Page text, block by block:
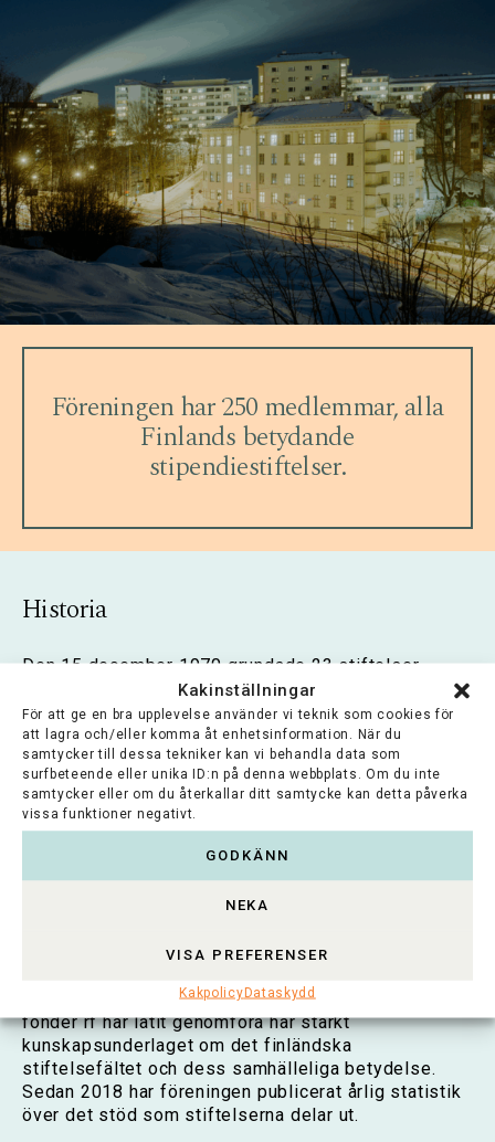
Kakinställningar
För att ge en bra upplevelse använder vi teknik som cookies för
att lagra och/eller komma åt enhetsinformation. När du
samtycker till dessa tekniker kan vi behandla data som
surfbeteende eller unika ID:n på denna webbplats. Om du inte
samtycker eller om du återkallar ditt samtycke kan detta påverka
vissa funktioner negativt.
GODKÄNN
NEKA
VISA PREFERENSER
KakpolicyDataskydd
Föreningen har 250 medlemmar, alla
Finlands betydande
stipendiestiftelser.
Historia
Den 15 december 1970 grundade 23 stiftelser
Delegationen för stiftelser och fonder som ett
informellt samarbetsorgan. I slutet av år 2003 blev
delegationen en registrerad förening när 52
grundande organisationer undertecknade den
officiella stiftelseurkunden.
Föreningen utgör ett eget professionellt samfund
och nätverk för dem som arbetar inom stiftelser.
Genom gemensamma riktlinjer, verksamhetskultur
och informationsproduktion har
avsevärt under det senaste halvseklet.
De forskningar och utredningar som Stiftelser och
fonder rf har låtit genomföra har stärkt
kunskapsunderlaget om det finländska
stiftelsefältet och dess samhälleliga betydelse.
Sedan 2018 har föreningen publicerat årlig statistik
över det stöd som stiftelserna delar ut.